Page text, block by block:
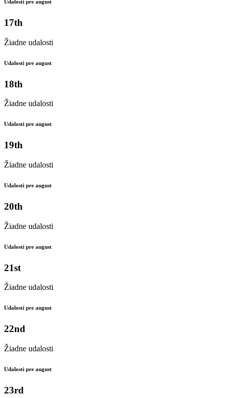
Udalosti pre august
17th
Žiadne udalosti
Udalosti pre august
18th
Žiadne udalosti
Udalosti pre august
19th
Žiadne udalosti
Udalosti pre august
20th
Žiadne udalosti
Udalosti pre august
21st
Žiadne udalosti
Udalosti pre august
22nd
Žiadne udalosti
Udalosti pre august
23rd